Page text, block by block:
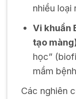
nhiều loại
Vi khuẩn
tạo
học”
mầm
Các nghiên